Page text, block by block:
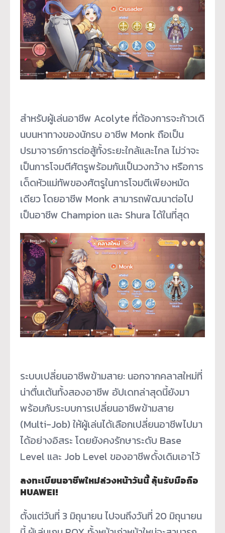
สำหรับผู้เล่นอาชีพ Acolyte ที่ต้องการจะก้าวเดิ
นบนหาทางของนักรบ อาชีพ Monk ถือเป็น
ปรมาจารย์การต่อสู้ทั้งระยะใกล้และไกล ไม่ว่าจะ
เป็นการโจมตีศัตรูพร้อมกันเป็นวงกว้าง หรือการ
เด็ดหัวแม่ทัพของศัตรูในการโจมตีเพียงหมัด
เดียว โดยอาชีพ Monk สามารถพัฒนาต่อไป
เป็นอาชีพ Champion และ Shura ได้ในที่สุด
ระบบเปลี่ยนอาชีพข้ามสาย: นอกจากคลาสใหม่ที่
น่าตื่นเต้นทั้งสองอาชีพ อัปเดทล่าสุดนี้ยังมา
พร้อมกับระบบการเปลี่ยนอาชีพข้ามสาย
(Multi-Job) ให้ผู้เล่นได้เลือกเปลี่ยนอาชีพไปมา
ได้อย่างอิสระ โดยยังคงรักษาระดับ Base
Level และ Job Level ของอาชีพดั้งเดิมเอาไว้
ลงทะเบียนอาชีพใหม่ล่วงหน้าวันนี้ ลุ้นรับมือถือ
HUAWEI!
ตั้งแต่วันที่ 3 มิถุนายน ไปจนถึงวันที่ 20 มิถุนายน